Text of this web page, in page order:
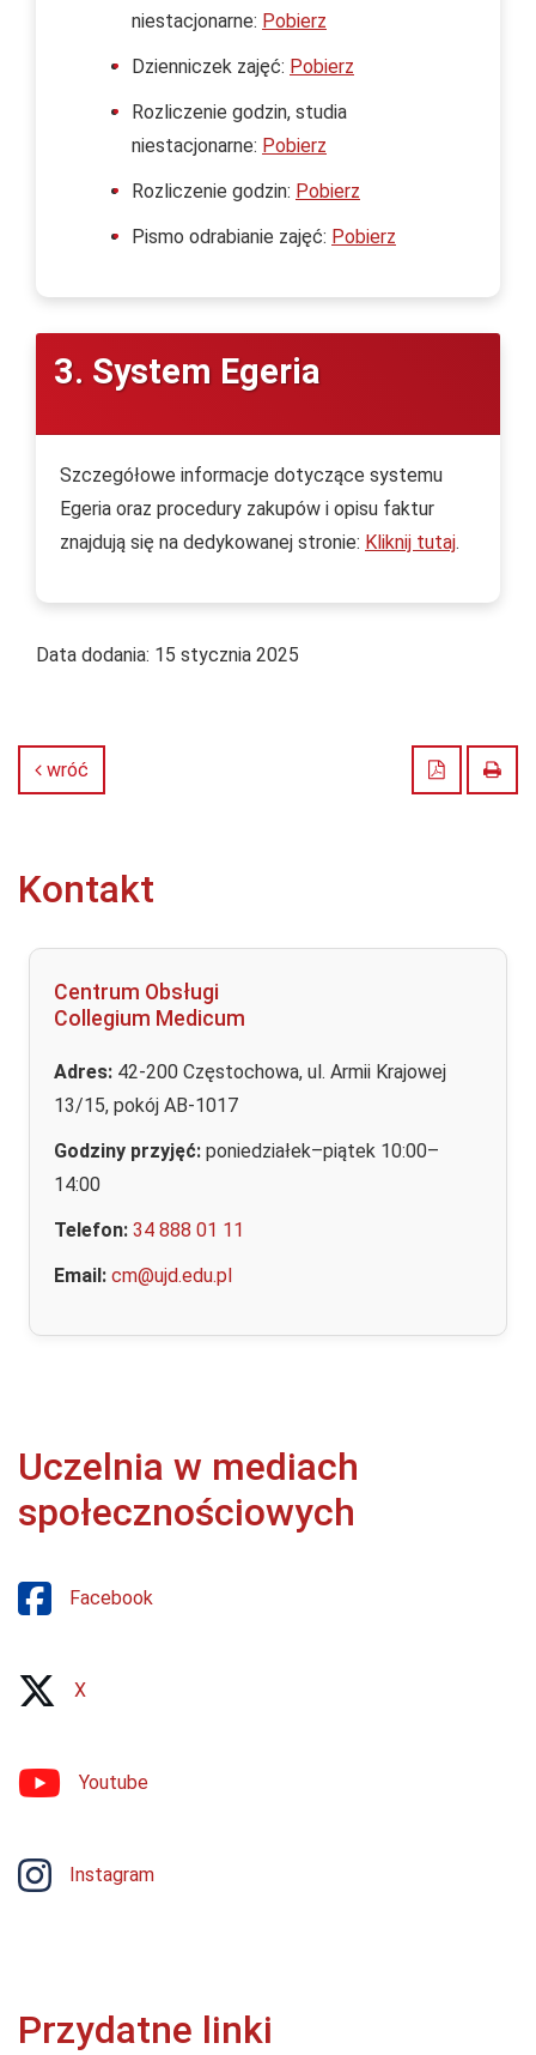
niestacjonarne: Pobierz
Dzienniczek zajęć: Pobierz
Rozliczenie godzin, studia
niestacjonarne: Pobierz
Rozliczenie godzin: Pobierz
Pismo odrabianie zajęć: Pobierz
3. System Egeria
Szczegółowe informacje dotyczące systemu
Egeria oraz procedury zakupów i opisu faktur
znajdują się na dedykowanej stronie: Kliknij tutaj.
Data dodania: 15 stycznia 2025
wróć Zapisz do
Kontakt
Centrum Obsługi
Collegium Medicum
Adres: 42-200 Częstochowa, ul. Armii Krajowej
13/15, pokój AB-1017
Godziny przyjęć: poniedziałek–piątek 10:00–
14:00
Telefon: 34 888 01 11
Email: cm@ujd.edu.pl
Uczelnia w mediach
społecznościowych
Facebook
X
Youtube
Instagram
Przydatne linki